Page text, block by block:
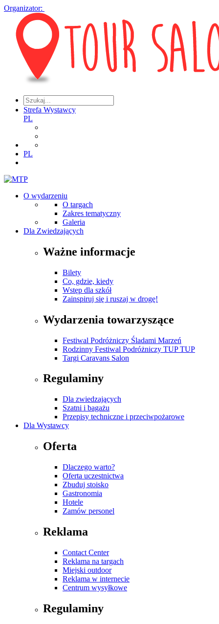
Organizator:
Strefa Wystawcy
PL
PL
O wydarzeniu
O targach
Zakres tematyczny
Galeria
Dla Zwiedzających
Ważne informacje
Bilety
Co, gdzie, kiedy
Wstęp dla szkół
Zainspiruj się i ruszaj w drogę!
Wydarzenia towarzyszące
Festiwal Podróżniczy Śladami Marzeń
Rodzinny Festiwal Podróżniczy TUP TUP
Targi Caravans Salon
Regulaminy
Dla zwiedzających
Szatni i bagażu
Przepisy techniczne i przeciwpożarowe
Dla Wystawcy
Oferta
Dlaczego warto?
Oferta uczestnictwa
Zbuduj stoisko
Gastronomia
Hotele
Zamów personel
Reklama
Contact Center
Reklama na targach
Miejski outdoor
Reklama w internecie
Centrum wysyłkowe
Regulaminy